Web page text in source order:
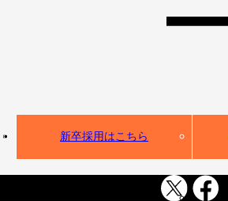
新卒採用はこちら「新しい時代
と進化します
ギークスグル